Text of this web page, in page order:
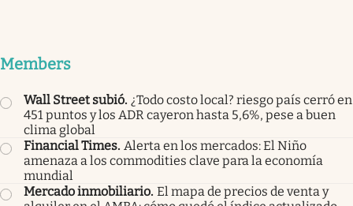
Members
Wall Street subió. ¿Todo costo local? riesgo país cerró en
451 puntos y los ADR cayeron hasta 5,6%, pese a buen
clima global
Financial Times. Alerta en los mercados: El Niño
amenaza a los commodities clave para la economía
mundial
Mercado inmobiliario. El mapa de precios de venta y